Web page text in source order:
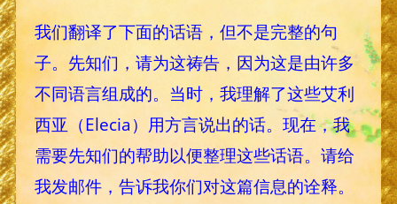
我们翻译了下面的话语，但不是完整的句
子。先知们，请为这祷告，因为这是由许多
不同语言组成的。当时，我理解了这些艾利
西亚（Elecia）用方言说出的话。现在，我
需要先知们的帮助以便整理这些话语。请给
我发邮件，告诉我你们对这篇信息的诠释。